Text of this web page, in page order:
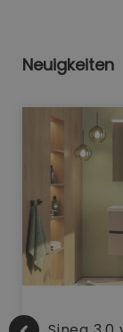
Neuigkeiten